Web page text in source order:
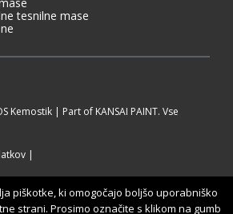
tesnilne mase
Kemostik | Part of KANSAI PAINT. Vse
piškotke, ki omogočajo boljšo uporabniško
strani. Prosimo označite s klikom na gumb